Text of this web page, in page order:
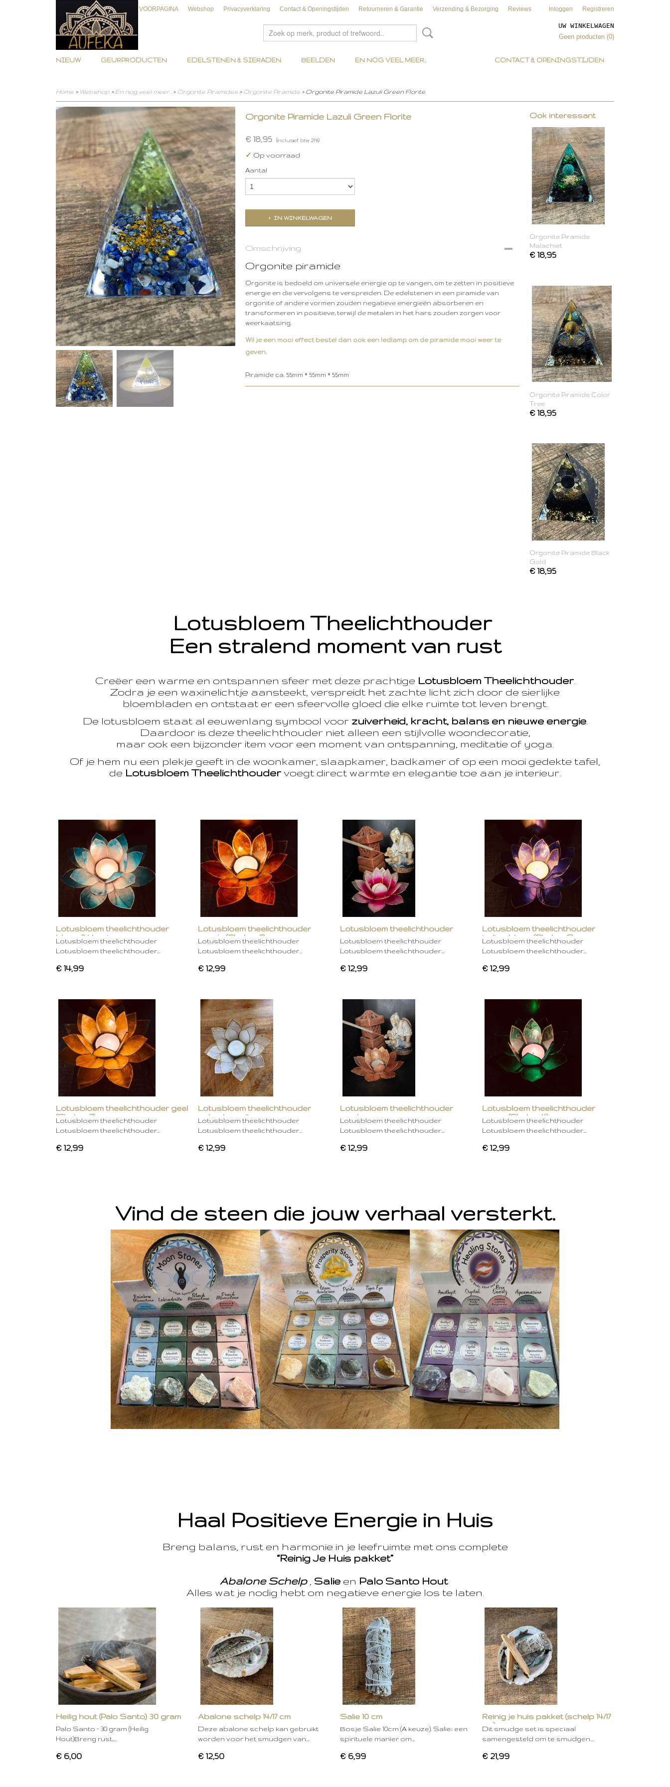
VOORPAGINA Webshop Privacyverklaring Contact & Openingstijden Retourneren & Garantie Verzending & Bezorging Reviews Inloggen Registreren
UW WINKELWAGEN
Geen producten (0)
CONTACT & OPENINGSTIJDEN
NIEUW GEURPRODUCTEN EDELSTENEN & SIERADEN BEELDEN EN NOG VEEL MEER..
Home > Webshop > En nog veel meer.. > Orgonite Piramides > Orgonite Piramide > Orgonite Piramide Lazuli Green Florite
Orgonite Piramide Lazuli Green Florite
€ 18,95 (inclusief btw 21%)
✓ Op voorraad
Aantal
IN WINKELWAGEN
Omschrijving
Orgonite piramide
Orgonite is bedoeld om universele energie op te vangen, om te zetten in positieve
energie en die vervolgens te verspreiden. De edelstenen in een piramide van
orgonite of andere vormen zouden negatieve energieën absorberen en
transformeren in positieve, terwijl de metalen in het hars zouden zorgen voor
weerkaatsing.
Wil je een mooi effect bestel dan ook een ledlamp om de piramide mooi weer te
geven.
Piramide ca. 55mm * 55mm * 55mm
Ook interessant
Orgonite Piramide
Malachiet
€ 18,95
Orgonite Piramide Color
Tree
€ 18,95
Orgonite Piramide Black
Gold
€ 18,95
Lotusbloem Theelichthouder
Een stralend moment van rust
Creëer een warme en ontspannen sfeer met deze prachtige Lotusbloem Theelichthouder.
Zodra je een waxinelichtje aansteekt, verspreidt het zachte licht zich door de sierlijke
bloembladen en ontstaat er een sfeervolle gloed die elke ruimte tot leven brengt.
De lotusbloem staat al eeuwenlang symbool voor zuiverheid, kracht, balans en nieuwe energie.
Daardoor is deze theelichthouder niet alleen een stijlvolle woondecoratie,
maar ook een bijzonder item voor een moment van ontspanning, meditatie of yoga.
Of je hem nu een plekje geeft in de woonkamer, slaapkamer, badkamer of op een mooi gedekte tafel,
de Lotusbloem Theelichthouder voegt direct warmte en elegantie toe aan je interieur.
Lotusbloem theelichthouder
blauw 2 kleurig
Lotusbloem theelichthouder
Lotusbloem theelichthouder…
€ 14,99
Lotusbloem theelichthouder
oranje (Chakra 2)
Lotusbloem theelichthouder
Lotusbloem theelichthouder…
€ 12,99
Lotusbloem theelichthouder
rose
Lotusbloem theelichthouder
Lotusbloem theelichthouder…
€ 12,99
Lotusbloem theelichthouder
indigo blauw (Chakra 6)
Lotusbloem theelichthouder
Lotusbloem theelichthouder…
€ 12,99
Lotusbloem theelichthouder geel
(Chakra 3)
Lotusbloem theelichthouder
Lotusbloem theelichthouder…
€ 12,99
Lotusbloem theelichthouder
gebroken wit
Lotusbloem theelichthouder
Lotusbloem theelichthouder…
€ 12,99
Lotusbloem theelichthouder
mocha
Lotusbloem theelichthouder
Lotusbloem theelichthouder…
€ 12,99
Lotusbloem theelichthouder
groen (Chakra 4)
Lotusbloem theelichthouder
Lotusbloem theelichthouder…
€ 12,99
Vind de steen die jouw verhaal versterkt.
Haal Positieve Energie in Huis
Breng balans, rust en harmonie in je leefruimte met ons complete
“Reinig Je Huis pakket”
Abalone Schelp, Salie en Palo Santo Hout
Alles wat je nodig hebt om negatieve energie los te laten.
Heilig hout (Palo Santo) 30 gram
Palo Santo – 30 gram (Heilig
Hout)Breng rust,…
€ 6,00
Abalone schelp 14/17 cm
Deze abalone schelp kan gebruikt
worden voor het smudgen van…
€ 12,50
Salie 10 cm
Bosje Salie 10cm (A keuze). Salie: een
spirituele manier om…
€ 6,99
Reinig je huis pakket (schelp 14/17
cm)
Dit smudge set is speciaal
samengesteld om te smudgen.…
€ 21,99